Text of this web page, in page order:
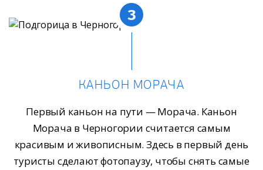
3
КАНЬОН МОРАЧА
Первый каньон на пути — Морача. Каньон
Морача в Черногории считается самым
красивым и живописным. Здесь в первый день
туристы сделают фотопаузу, чтобы снять самые